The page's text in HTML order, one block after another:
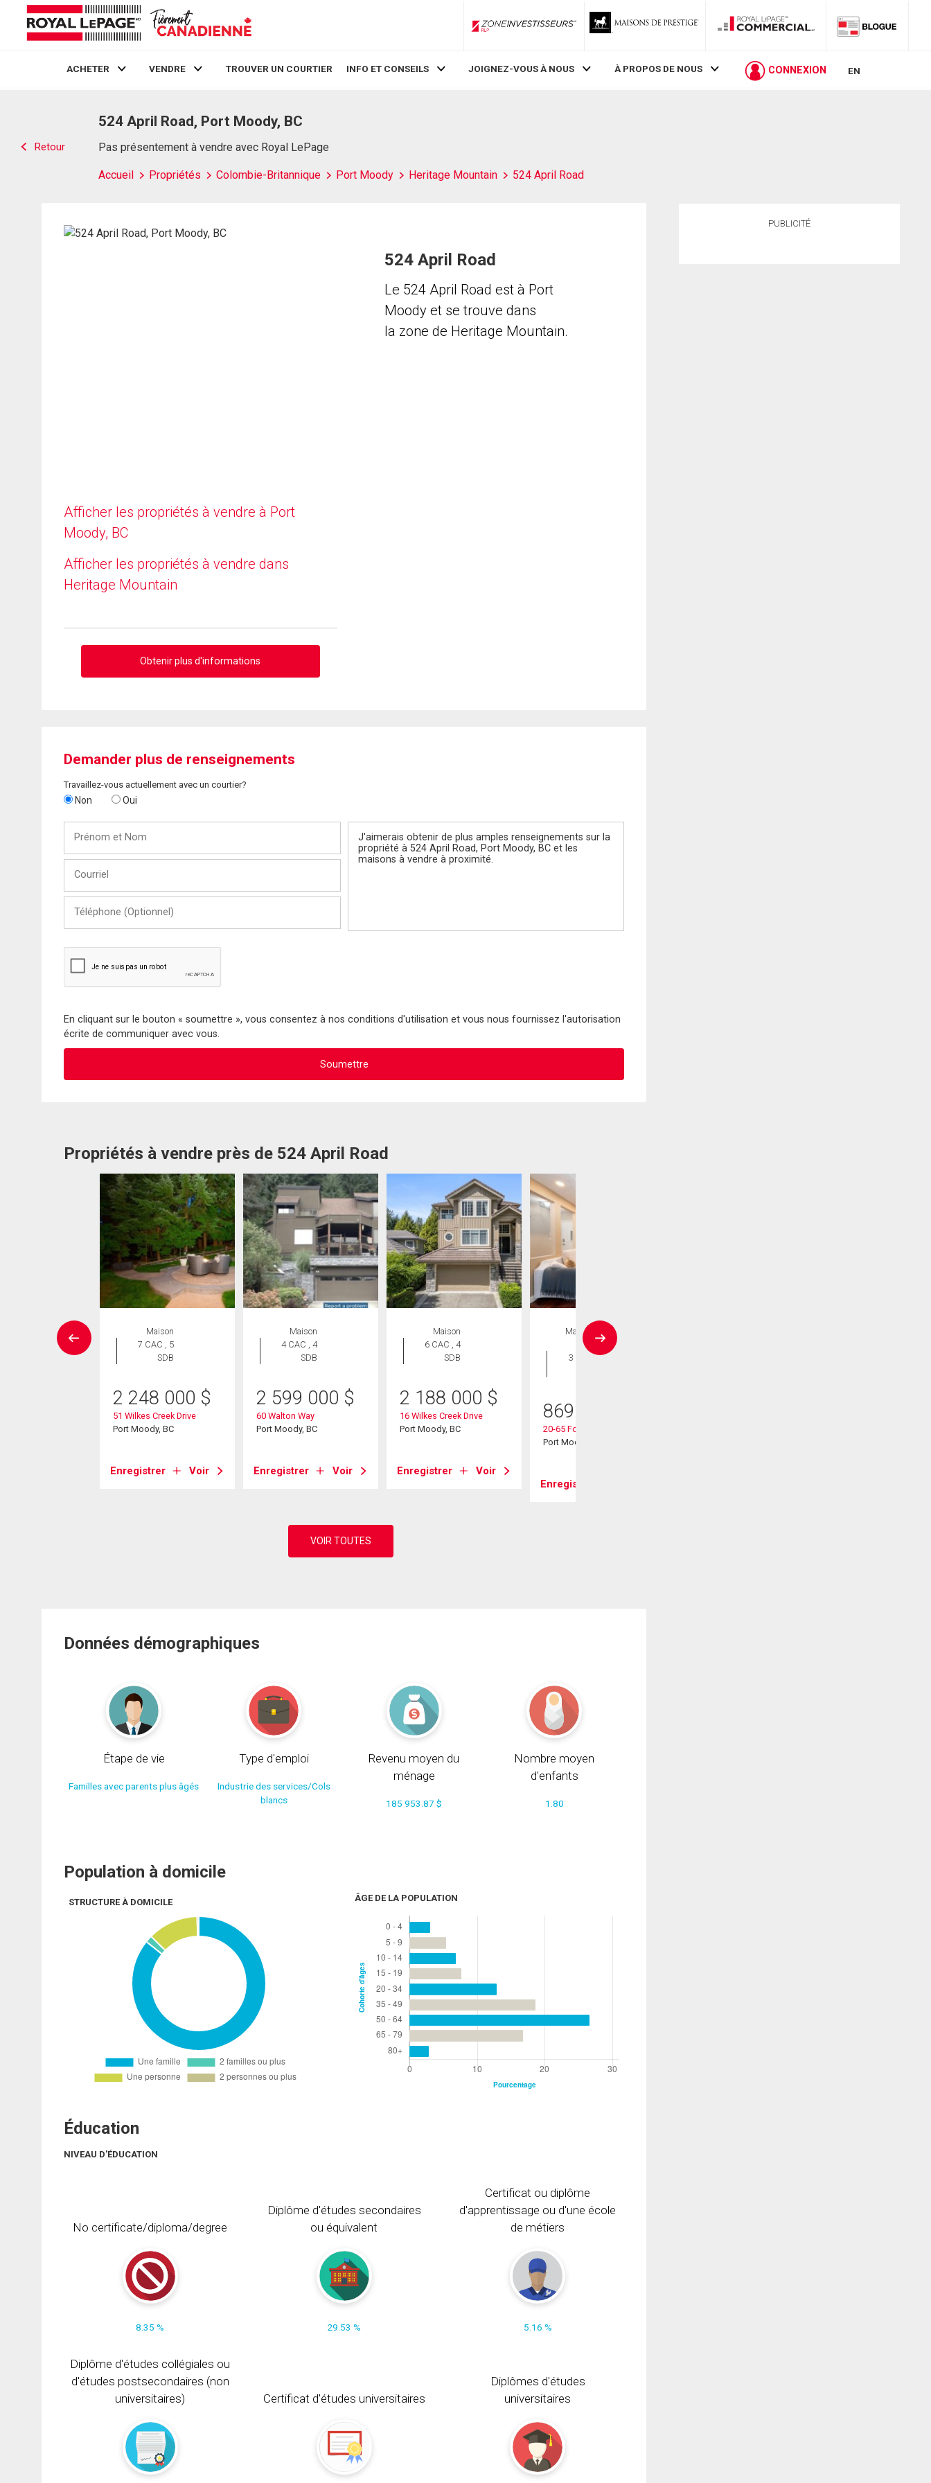
ZoneInvestisseurs RLP
ACHETER VENDRE TROUVER UN COURTIER INFO ET CONSEILS JOIGNEZ-VOUS À NOUS À PROPOS DE NOUS CONNEXION EN
Retour
524 April Road, Port Moody, BC
Pas présentement à vendre avec Royal LePage
Accueil Propriétés Colombie-Britannique Port Moody Heritage Mountain 524 April Road
Afficher les propriétés à vendre à Port
Moody, BC
Afficher les propriétés à vendre dans
Heritage Mountain
Obtenir plus d'informations
524 April Road
Le 524 April Road est à Port
Moody et se trouve dans
la zone de Heritage Mountain.
Demander plus de renseignements
Travaillez-vous actuellement avec un courtier?
Non Oui
Nom
(Optionnel)
En cliquant sur le bouton « soumettre », vous consentez à nos conditions d'utilisation et vous nous fournissez l'autorisation
écrite de communiquer avec vous.
Propriétés à vendre près de 524 April Road
Maison
7 CAC , 5
SDB
2 248 000 $
51 Wilkes Creek Drive
Port Moody, BC
Enregistrer Voir
Maison
4 CAC , 4
SDB
2 599 000 $
60 Walton Way
Port Moody, BC
Enregistrer Voir
Maison
6 CAC , 4
SDB
2 188 000 $
16 Wilkes Creek Drive
Port Moody, BC
Enregistrer Voir
Maison en
rangée
3 CAC , 3
869 800
20-65 Foxwood Drive
Port Moody, BC
Enregistrer
Données démographiques
Étape de vie
Familles avec parents plus âgés
Type d'emploi
Industrie des services/Cols
blancs
Revenu moyen du
ménage
185 953.87 $
Nombre moyen
d'enfants
1.80
Population à domicile
STRUCTURE À DOMICILE ÂGE DE LA POPULATION
Éducation
NIVEAU D'ÉDUCATION
No certificate/diploma/degree
8.35 %
Diplôme d'études secondaires
ou équivalent
29.53 %
Certificat ou diplôme
d'apprentissage ou d'une école
de métiers
5.16 %
Diplôme d'études collégiales ou
d'études postsecondaires (non
universitaires)
Certificat d'études universitaires
Diplômes d'études
universitaires
PUBLICITÉ